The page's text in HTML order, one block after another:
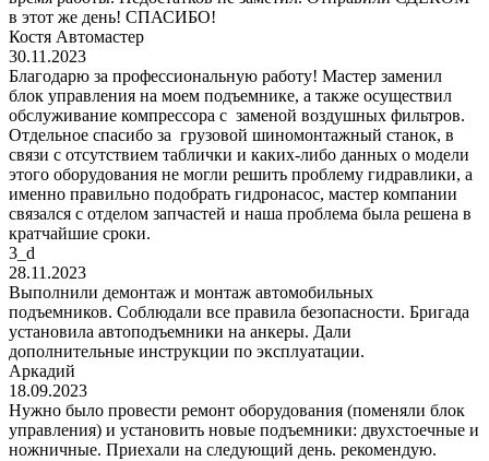
в этот же день! СПАСИБО!
Костя Автомастер
30.11.2023
Благодарю за профессиональную работу! Мастер заменил
блок управления на моем подъемнике, а также осуществил
обслуживание компрессора с заменой воздушных фильтров.
Отдельное спасибо за грузовой шиномонтажный станок, в
связи с отсутствием таблички и каких-либо данных о модели
этого оборудования не могли решить проблему гидравлики, а
именно правильно подобрать гидронасос, мастер компании
связался с отделом запчастей и наша проблема была решена в
кратчайшие сроки.
3_d
28.11.2023
Выполнили демонтаж и монтаж автомобильных
подъемников. Соблюдали все правила безопасности. Бригада
установила автоподъемники на анкеры. Дали
дополнительные инструкции по эксплуатации.
Аркадий
18.09.2023
Нужно было провести ремонт оборудования (поменяли блок
управления) и установить новые подъемники: двухстоечные и
ножничные. Приехали на следующий день. рекомендую.